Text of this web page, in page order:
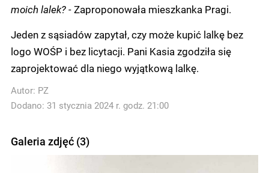
moich lalek? -Zaproponowała mieszkanka Pragi.
Jeden z sąsiadów zapytał, czy może kupić lalkę bez
logo WOŚP i bez licytacji. Pani Kasia zgodziła się
zaprojektować dla niego wyjątkową lalkę.
Autor: PZ
Dodano: 31 stycznia 2024 r. godz. 21:00
Galeria zdjęć (3)